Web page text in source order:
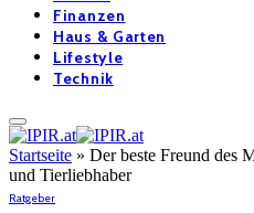
Finanzen
Haus & Garten
Lifestyle
Technik
Startseite » Der beste Freund des
und Tierliebhaber
Ratgeber